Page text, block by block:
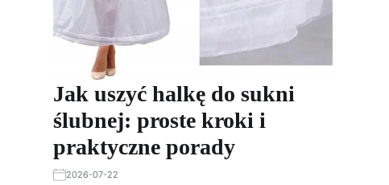
Jak uszyć halkę do sukni
ślubnej: proste kroki i
praktyczne porady
2026-07-22